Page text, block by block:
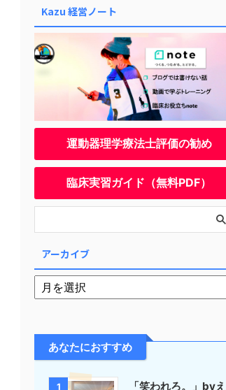
Kazu 経営ノート
運動器理学療法士評価の勧め
臨床実習ガイド（無料PDF）
アーカイブ
あなたにおすすめ
1
「笑われろ。」byえ